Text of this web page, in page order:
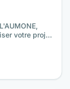
votre projet